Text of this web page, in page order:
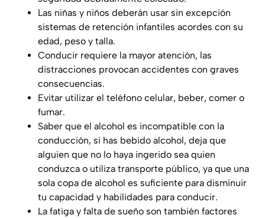
Las niñas y niños deberán usar sin excepción
sistemas de retención infantiles acordes con su
edad, peso y talla.
Conducir requiere la mayor atención, las
distracciones provocan accidentes con graves
consecuencias.
Evitar utilizar el teléfono celular, beber, comer o
fumar.
Saber que el alcohol es incompatible con la
conducción, si has bebido alcohol, deja que
alguien que no lo haya ingerido sea quien
conduzca o utiliza transporte público, ya que una
sola copa de alcohol es suficiente para disminuir
tu capacidad y habilidades para conducir.
La fatiga y falta de sueño son también factores